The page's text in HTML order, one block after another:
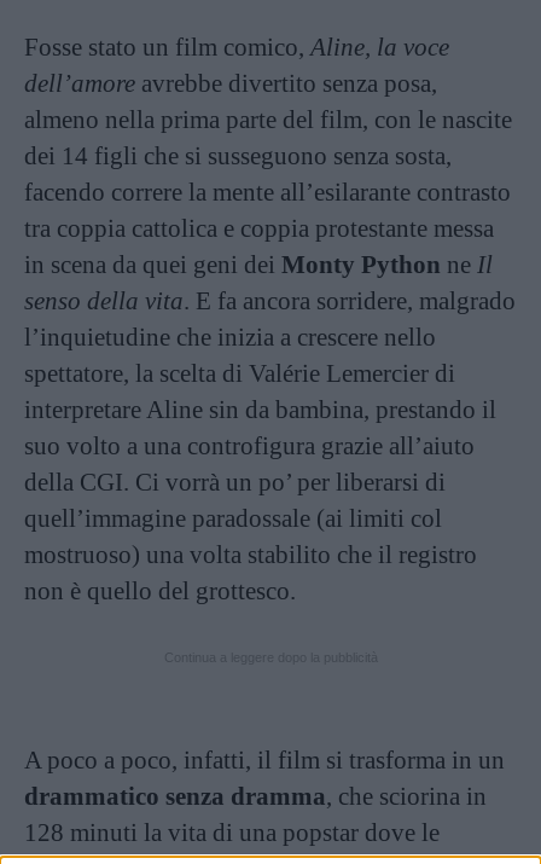
Fosse stato un film comico,Aline, la voce
dell’amore avrebbe divertito senza posa,
almeno nella prima parte del film, con le nascite
dei 14 figli che si susseguono senza sosta,
facendo correre la mente all’esilarante contrasto
tra coppia cattolica e coppia protestante messa
in scena da quei geni dei Monty Python ne Il
senso della vita. E fa ancora sorridere, malgrado
l’inquietudine che inizia a crescere nello
spettatore, la scelta di Valérie Lemercier di
interpretare Aline sin da bambina, prestando il
suo volto a una controfigura grazie all’aiuto
della CGI. Ci vorrà un po’ per liberarsi di
quell’immagine paradossale (ai limiti col
mostruoso) una volta stabilito che il registro
non è quello del grottesco.
A poco a poco, infatti, il film si trasforma in un
drammatico senza dramma, che sciorina in
128 minuti la vita di una popstar dove le